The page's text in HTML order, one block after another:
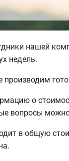
нашей
недель.
производим
о
вопросы можно
в общую